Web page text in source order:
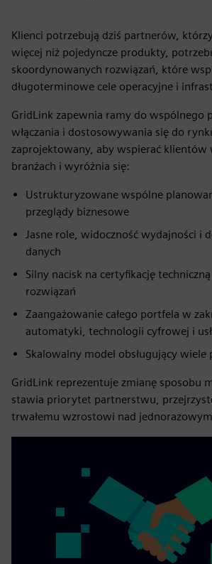
Klienci potrzebują dziś partnerów,
więcej niż pojedyncze produkty,
skoordynowanych rozwiązań, które
długoterminowe cele operacyjne i
GridLink zapewnia ramy do wspólnego
włączania i dostosowywania się do
zaprojektowany, aby wspierać klientów
branżach i wyróżnia się:
Ustrukturyzowane wspólne
przeglądy biznesowe
Jasne role, widoczność wydajności i
danych
Silny nacisk na certyfikację
rozwiązań
Zaangażowanie całego portfela w
automatyki, technologii cyfrowej i
Skalowalny model obsługujący
GridLink reprezentuje zmianę sposobu
stawia priorytet partnerstwu,
trwałemu wzrostowi nad